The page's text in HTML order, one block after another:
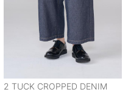
2 TUCK CROPPED DENIM